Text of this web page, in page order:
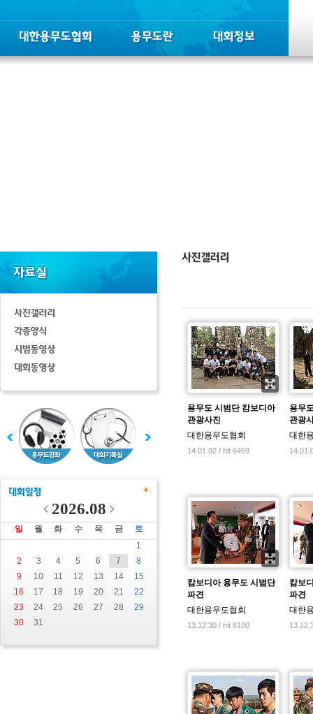
2026.08
일 월 화 수 목 금
토
1
2
3 4 5 6 7
8
9
10 11 12 13 14
15
16
17 18 19 20 21
22
23
24 25 26 27 28
29
30
31
용무도 시범단 캄보디아
관광사진
대한용무도협회
14.01.02 / hit 6459
용무
관광
대한
캄보디아 용무도 시범단
파견
대한용무도협회
13.12.30 / hit 6100
캄보
파견
대한